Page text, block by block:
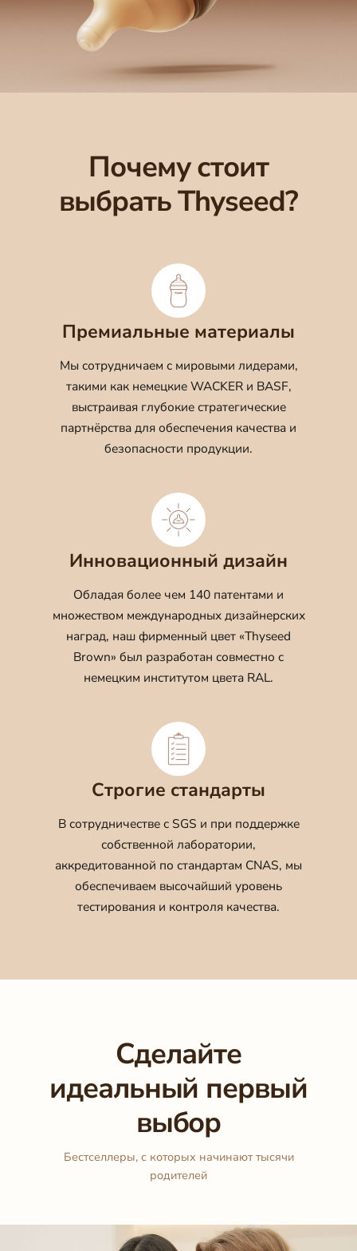
Почему стоит
выбрать Thyseed?
Премиальные материалы
Мы сотрудничаем с мировыми лидерами,
такими как немецкие WACKER и BASF,
выстраивая глубокие стратегические
партнёрства для обеспечения качества и
безопасности продукции.
Инновационный дизайн
Обладая более чем 140 патентами и
множеством международных дизайнерских
наград, наш фирменный цвет «Thyseed
Brown» был разработан совместно с
немецким институтом цвета RAL.
Строгие стандарты
В сотрудничестве с SGS и при поддержке
собственной лаборатории,
аккредитованной по стандартам CNAS, мы
обеспечиваем высочайший уровень
тестирования и контроля качества.
Сделайте
идеальный первый
выбор
Бестселлеры, с которых начинают тысячи
родителей